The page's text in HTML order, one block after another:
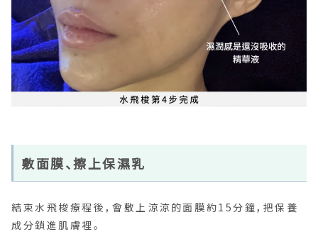
敷面膜、擦上保濕乳
結束水飛梭療程後，會敷上涼涼的面膜約15分鐘，把保養
成分鎖進肌膚裡。